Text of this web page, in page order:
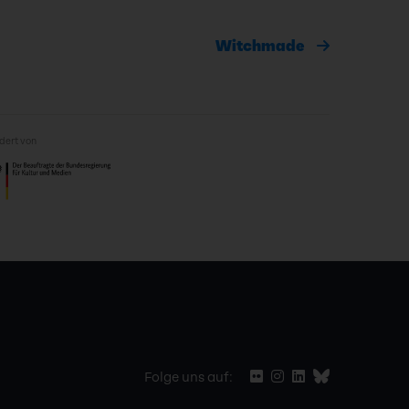
Witchmade
von
Folge uns auf: